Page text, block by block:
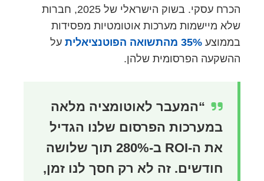
הכרח עסקי. בשוק הישראלי של 2025, חברות
שלא מיישמות מערכות אוטומטיות מפסידות
בממוצע 35% מהתשואה הפוטנציאלית
על
ההשקעה הפרסומית שלהן.
“המעבר לאוטומציה מלאה
במערכות הפרסום שלנו הגדיל
את ה-ROI ב-280% תוך שלושה
חודשים. זה לא רק חסך לנו זמן,